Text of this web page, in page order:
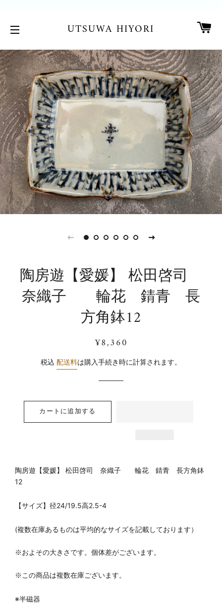
UTSUWA HIYORI
陶房遊【愛媛】 松田啓司
奈織子 輪花 錆青 長
方角鉢12
通
価
販
価
¥8,360
税込 配送料は購入手続き時に計算されます。
カートに追加する
陶房遊【愛媛】 松田啓司 奈織子 輪花 錆青 長方角鉢
12
【サイズ】径24/19.5高2.5-4
(複数在庫あるものは平均的なサイズを記載しております）
※およその大きさです。個体差がございます。
※この商品は複数在庫ございます。
※半磁器